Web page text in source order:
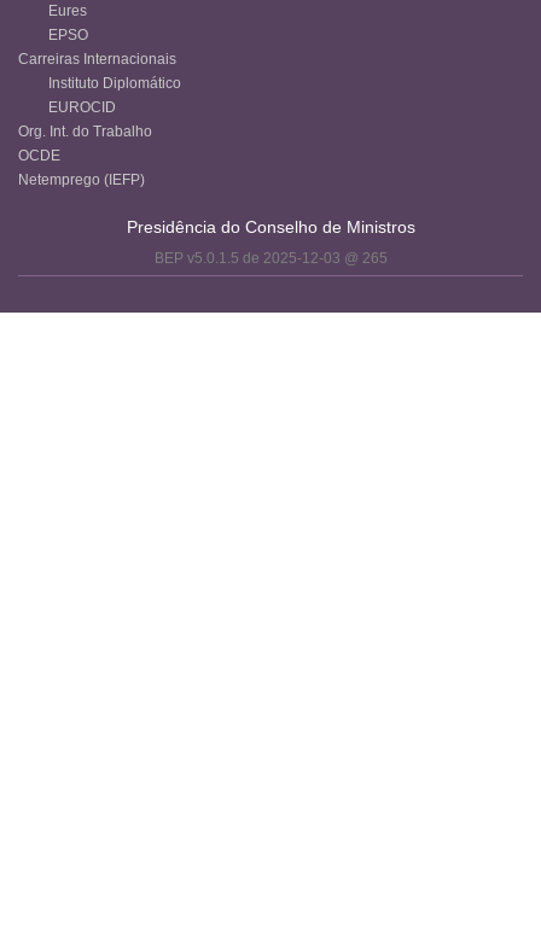
Eures
EPSO
Carreiras Internacionais
Instituto Diplomático
EUROCID
Org. Int. do Trabalho
OCDE
Netemprego (IEFP)
Presidência do Conselho de Ministros
BEP v5.0.1.5 de 2025-12-03 @ 265